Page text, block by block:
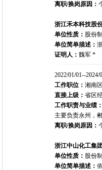
离职/换岗原因：
浙江禾本科技股
单位性质： 股份
单位简单描述：
证明人： 魏军 *
2022/01/01--2024/
工作职位： 湘南
直接上级： 省区
工作职责与业绩：
主要负责永州，
离职/换岗原因：
浙江中山化工集
单位性质： 股份
单位简单描述：